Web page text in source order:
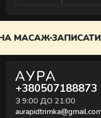
МАСАЖ
+380507188873
З 9:00 ДО 21:00